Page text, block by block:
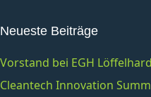
Neueste Beiträge
Vorstand bei EGH
Cleantech Innovation